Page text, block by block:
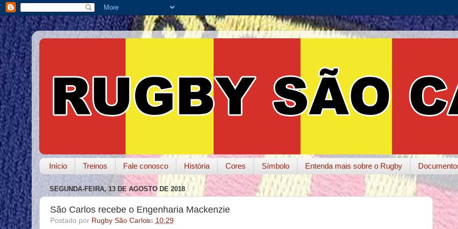
Início Treinos Fale conosco História Cores Símbolo Entenda mais sobre o Rugby
SEGUNDA-FEIRA, 13 DE AGOSTO DE 2018
São Carlos recebe o Engenharia Mackenzie
Postado por Rugby São Carlosàs 10:29